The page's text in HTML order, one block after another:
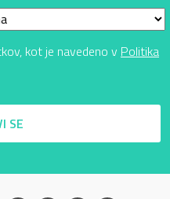
kot je navedeno v Politika
SE